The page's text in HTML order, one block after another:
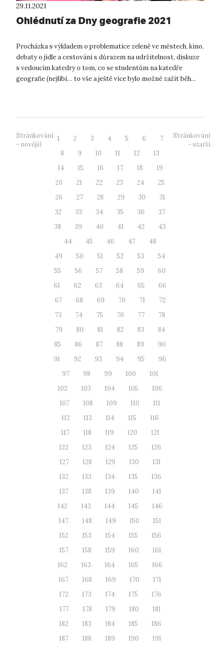
29.11.2021
Ohlédnutí za Dny geografie 2021
Procházka s výkladem o problematice zeleně ve městech, kino,
debaty o jídle a cestování s důrazem na udržitelnost, diskuze
s vedoucím katedry o tom, co se studentům na katedře
geografie (ne)líbí… to vše a ještě více bylo možné zažít běh...
Stránkování
- novější
1 2 3 4 5 6
7
8
9 10 11 12
13
14
15 16 17 18
19
20
21 22 23 24
25
26
27 28 29 30
31
32
33 34 35 36
37
38
39 40 41 42
43
44
45 46 47
48
49
50 51 52 53
54
55
56 57 58 59
60
61
62 63 64 65
66
67
68 69 70 71
72
73
74 75 76 77
78
79
80 81 82 83
84
85
86 87 88 89
90
91
92 93 94 95
96
97
98 99 100
101
102
103 104 105
106
107
108 109 110
111
112
113 114 115
116
117
118 119 120
121
122
123 124 125
126
127
128 129 130
131
132
133 134 135
136
137
138 139 140
141
142
143 144 145
146
147
148 149 150
151
152
153 154 155
156
157
158 159 160
161
162
163 164 165
166
167
168 169 170
171
172
173 174 175
176
177
178 179 180
181
182
183 184 185
186
187
188 189 190
191
Stránkování
- starší